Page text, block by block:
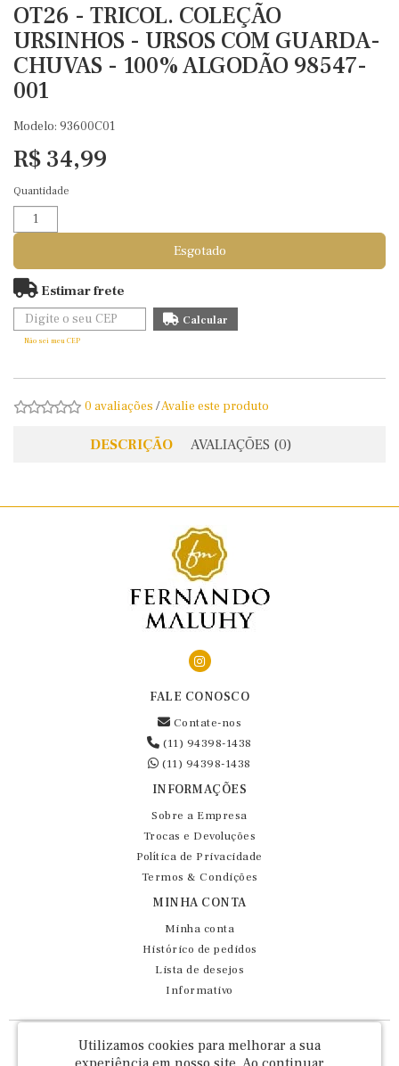
OT26 - TRICOL. COLEÇÃO
URSINHOS - URSOS COM GUARDA-
CHUVAS - 100% ALGODÃO 98547-
001
Modelo: 93600C01
R$ 34,99
Quantidade
Esgotado
Estimar frete
Não sei meu CEP
0 avaliações /Avalie este produto
DESCRIÇÃO AVALIAÇÕES (0)
FALE CONOSCO
Contate-nos
(11) 94398-1438
(11) 94398-1438
INFORMAÇÕES
Sobre a Empresa
Trocas e Devoluções
Política de Privacidade
Termos & Condições
MINHA CONTA
Minha conta
Histórico de pedidos
Lista de desejos
Informativo
Fernando Maluhy Cia Ltda - CNPJ: 60.458.825/0001-86
Rua Dr Euclydes da Cunha, 47 - Brás - São Paulo / SP - CEP 03016-030
Utilizamos cookies para melhorar a sua